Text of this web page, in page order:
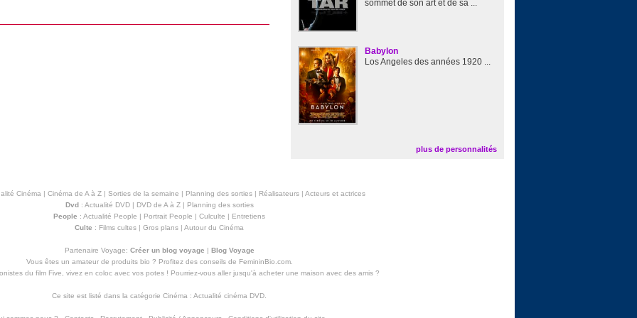
sommet de son art et de sa ...
Babylon
Los Angeles des années 1920 ...
plus de personnalités
Cinéma | Cinéma de A à Z| Sorties de la semaine | Planning des sorties| Réalisateurs| Acteurs et actrices
Dvd: Actualité DVD| DVD de A à Z| Planning des sorties
People : Actualité People | Portrait People | Culculte | Entretiens
Culte : Films cultes | Gros plans | Autour du Cinéma
Partenaire Voyage: Créer un blog voyage | Blog Voyage
Vous êtes un amateur de produits bio ? Profitez des conseils de FemininBio.com.
du film Five, vivez en coloc avec vos potes ! Pourriez-vous aller jusqu'à acheter une maison avec des amis?
Ce site est listé dans la catégorie Cinéma : Actualité cinéma DVD